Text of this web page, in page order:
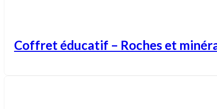
Coffret éducatif – Roches et